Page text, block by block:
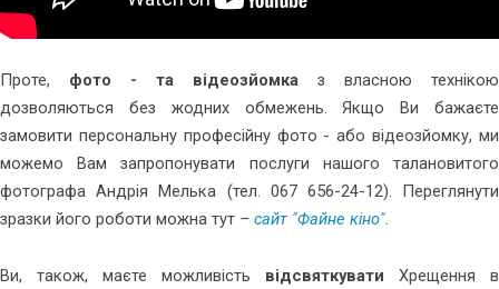
Проте, фото - та відеозйомка з власною технікою
дозволяються без жодних обмежень. Якщо Ви бажаєте
замовити персональну професійну фото - або відеозйомку, ми
можемо Вам запропонувати послуги нашого талановитого
фотографа Андрія Мелька (тел. 067 656-24-12). Переглянути
зразки його роботи можна тут – сайт "Файне кіно".
Ви, також, маєте можливість відсвяткувати Хрещення в